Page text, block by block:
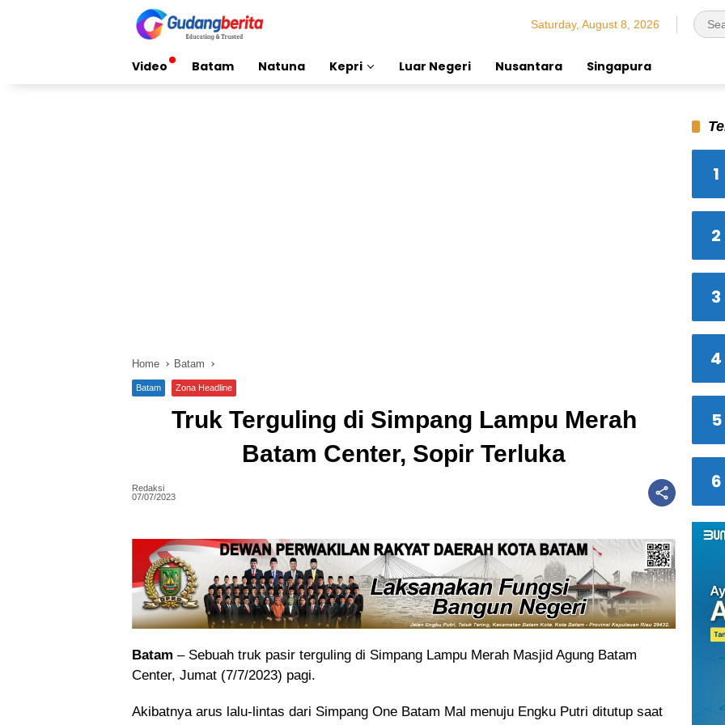
Saturday, August 8, 2026
Video Batam Natuna Kepri Luar Negeri Nusantara Singapura
Home Batam
Batam Zona Headline
Truk Terguling di Simpang Lampu Merah
Batam Center, Sopir Terluka
Redaksi
07/07/2023
Batam – Sebuah truk pasir terguling di Simpang Lampu Merah Masjid Agung Batam
Center, Jumat (7/7/2023) pagi.
Akibatnya arus lalu-lintas dari Simpang One Batam Mal menuju Engku Putri ditutup saat
1
2
3
4
5
6